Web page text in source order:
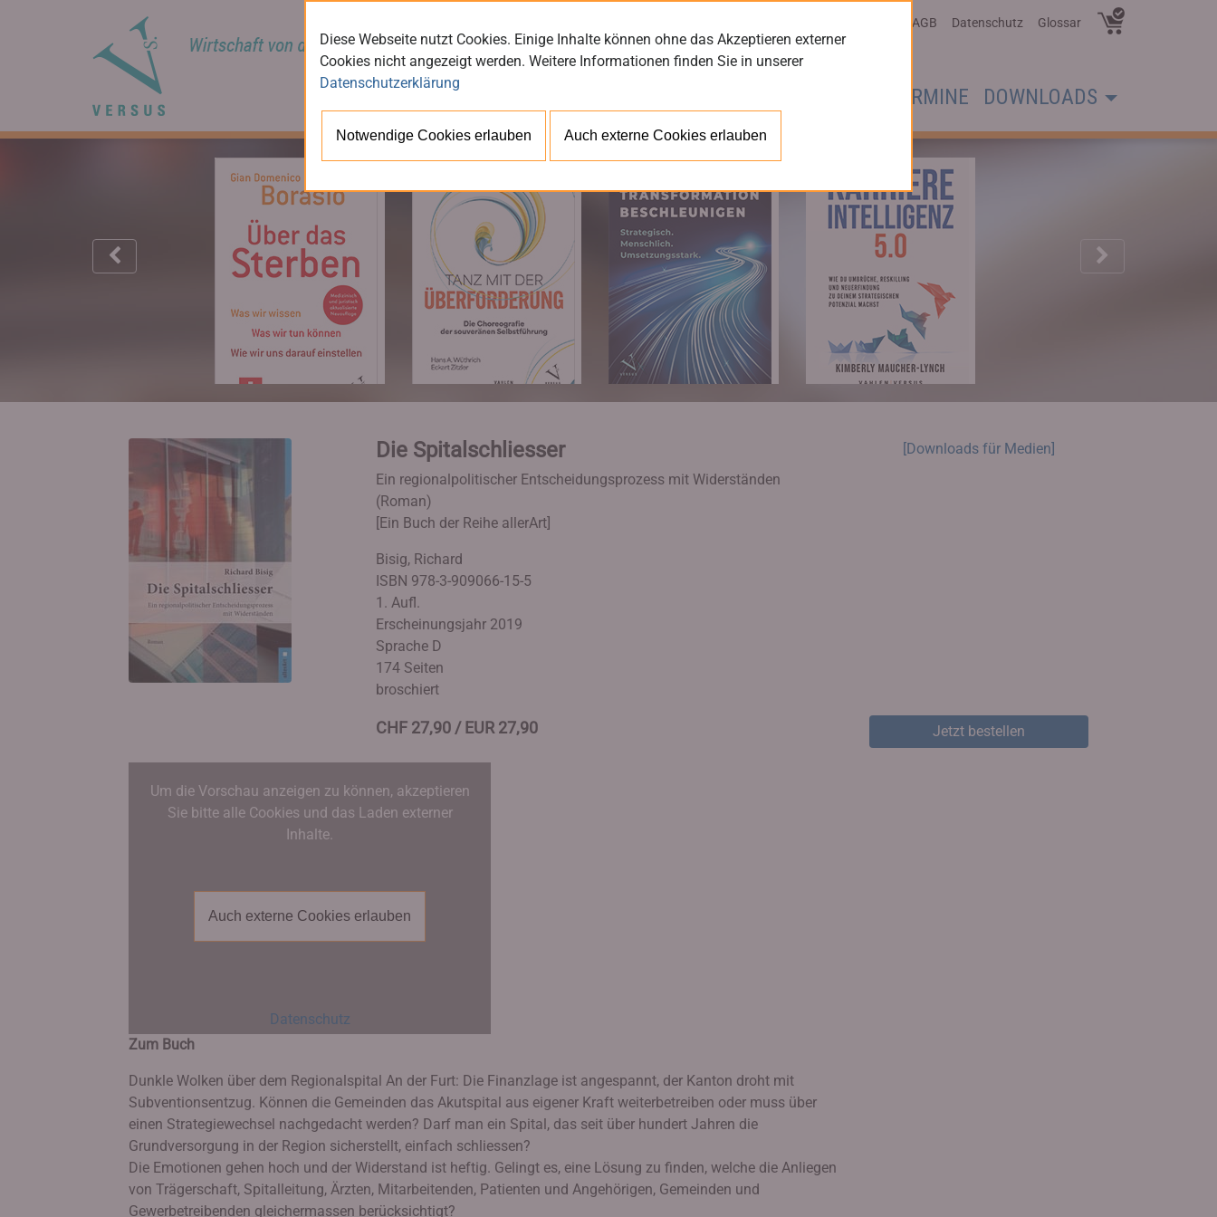
AGB Datenschutz Glossar
TERMINE DOWNLOADS
Die Spitalschliesser
Ein regionalpolitischer Entscheidungsprozess mit Widerständen
(Roman)
[Ein Buch der Reihe allerArt]
Bisig, Richard
ISBN 978-3-909066-15-5
1. Aufl.
Erscheinungsjahr 2019
Sprache D
174 Seiten
broschiert
[Downloads für Medien]
CHF 27,90 / EUR 27,90 Jetzt bestellen
Um die Vorschau anzeigen zu können, akzeptieren
Sie bitte alle Cookies und das Laden externer
Inhalte.
Auch externe Cookies erlauben
Datenschutz
Zum Buch
Dunkle Wolken über dem Regionalspital An der Furt: Die Finanzlage ist angespannt, der Kanton droht mit
Subventionsentzug. Können die Gemeinden das Akutspital aus eigener Kraft weiterbetreiben oder muss über
einen Strategiewechsel nachgedacht werden? Darf man ein Spital, das seit über hundert Jahren die
Grundversorgung in der Region sicherstellt, einfach schliessen?
Die Emotionen gehen hoch und der Widerstand ist heftig. Gelingt es, eine Lösung zu finden, welche die Anliegen
von Trägerschaft, Spitalleitung, Ärzten, Mitarbeitenden, Patienten und Angehörigen, Gemeinden und
Gewerbetreibenden gleichermassen berücksichtigt?
Diese Webseite nutzt Cookies. Einige Inhalte können ohne das Akzeptieren externer
Cookies nicht angezeigt werden. Weitere Informationen finden Sie in unserer
Datenschutzerklärung
Notwendige Cookies erlauben Auch externe Cookies erlauben